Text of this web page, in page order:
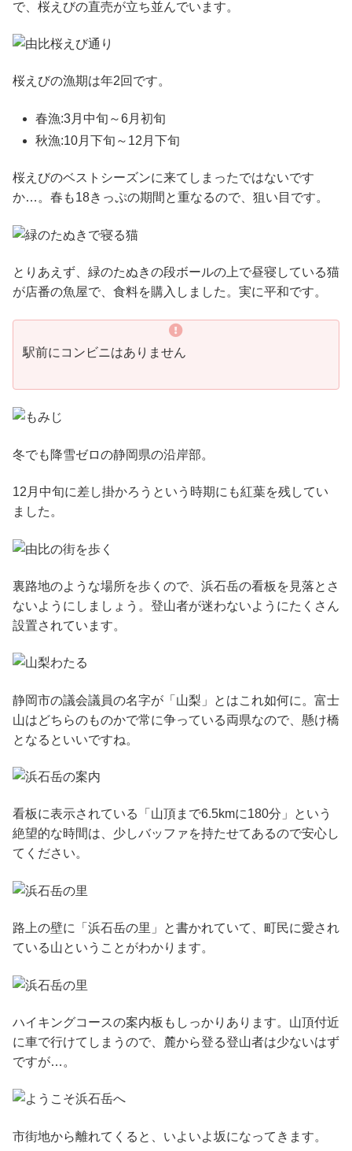
で、桜えびの直売が立ち並んでいます。
桜えびの漁期は年2回です。
春漁:3月中旬～6月初旬
秋漁:10月下旬～12月下旬
桜えびのベストシーズンに来てしまったではないです
か…。春も18きっぷの期間と重なるので、狙い目です。
とりあえず、緑のたぬきの段ボールの上で昼寝している猫
が店番の魚屋で、食料を購入しました。実に平和です。
駅前にコンビニはありません
冬でも降雪ゼロの静岡県の沿岸部。
12月中旬に差し掛かろうという時期にも紅葉を残してい
ました。
裏路地のような場所を歩くので、浜石岳の看板を見落とさ
ないようにしましょう。登山者が迷わないようにたくさん
設置されています。
静岡市の議会議員の名字が「山梨」とはこれ如何に。富士
山はどちらのものかで常に争っている両県なので、懸け橋
となるといいですね。
看板に表示されている「山頂まで6.5kmに180分」という
絶望的な時間は、少しバッファを持たせてあるので安心し
てください。
路上の壁に「浜石岳の里」と書かれていて、町民に愛され
ている山ということがわかります。
ハイキングコースの案内板もしっかりあります。山頂付近
に車で行けてしまうので、麓から登る登山者は少ないはず
ですが…。
市街地から離れてくると、いよいよ坂になってきます。